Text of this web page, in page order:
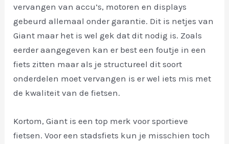
vervangen van accu’s, motoren en displays
gebeurd allemaal onder garantie. Dit is netjes van
Giant maar het is wel gek dat dit nodig is. Zoals
eerder aangegeven kan er best een foutje in een
fiets zitten maar als je structureel dit soort
onderdelen moet vervangen is er wel iets mis met
de kwaliteit van de fietsen.
Kortom, Giant is een top merk voor sportieve
fietsen. Voor een stadsfiets kun je misschien toch